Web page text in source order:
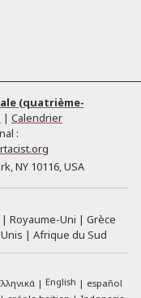
(quatrième-
| Calendrier
:
NY 10116, USA
Royaume-Uni
Grèce
Afrique du Sud
English
español